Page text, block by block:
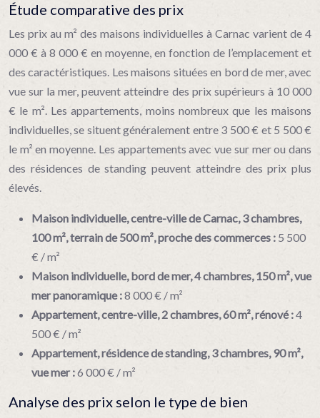
Étude comparative des prix
Les prix au m² des maisons individuelles à Carnac varient de 4
000 € à 8 000 € en moyenne, en fonction de l’emplacement et
des caractéristiques. Les maisons situées en bord de mer, avec
vue sur la mer, peuvent atteindre des prix supérieurs à 10 000
€ le m². Les appartements, moins nombreux que les maisons
individuelles, se situent généralement entre 3 500 € et 5 500 €
le m² en moyenne. Les appartements avec vue sur mer ou dans
des résidences de standing peuvent atteindre des prix plus
élevés.
Maison individuelle, centre-ville de Carnac, 3 chambres,
100 m², terrain de 500 m², proche des commerces : 5 500
€ / m²
Maison individuelle, bord de mer, 4 chambres, 150 m², vue
mer panoramique :8 000 € / m²
Appartement, centre-ville, 2 chambres, 60 m², rénové :4
500 € / m²
Appartement, résidence de standing, 3 chambres, 90 m²,
vue mer :6 000 € / m²
Analyse des prix selon le type de bien